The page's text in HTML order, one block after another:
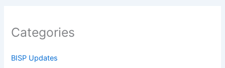
Categories
BISP Updates